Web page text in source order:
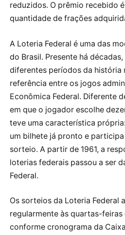
reduzidos. O prêmio recebido
quantidade de frações
A Loteria Federal é uma das
do Brasil. Presente há
diferentes períodos da história
referência entre os jogos
Econômica Federal. Diferente
em que o jogador escolhe
teve uma característica
um bilhete já pronto e
sorteio. A partir de 1961, a
loterias federais passou a ser
Federal.
Os sorteios da Loteria Federal
regularmente às quartas-feiras
conforme cronograma da